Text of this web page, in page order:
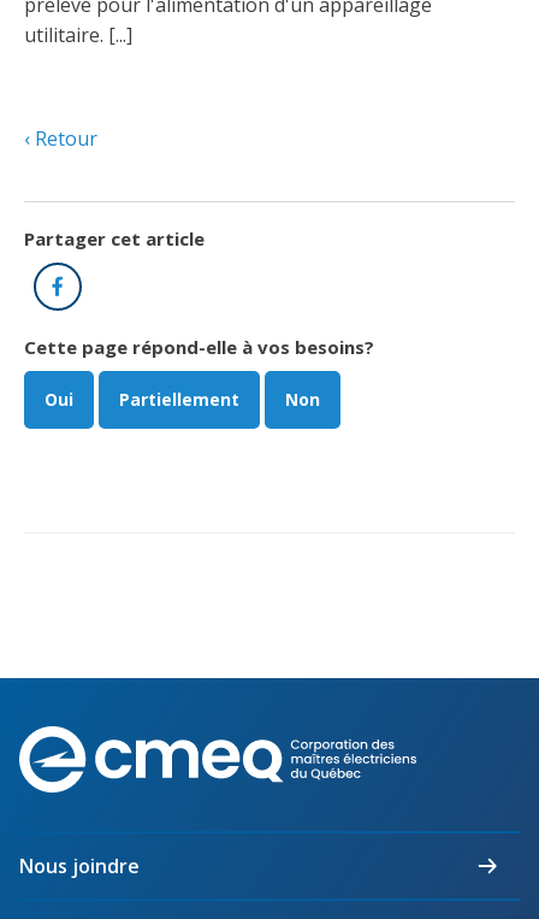
utilitaire. [...]
Retour
Partager cet article
Facebook
Cette page répond-elle à vos besoins?
Oui Partiellement Non
des
électriciens
Nous joindre